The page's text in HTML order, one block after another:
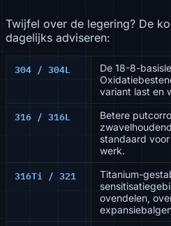
Twijfel over de legering? De
dagelijks adviseren:
304 / 304L
De 18-8-
variant last en
316 / 316L
Betere
standaard
werk.
316Ti / 321
Titanium-
ovendelen,